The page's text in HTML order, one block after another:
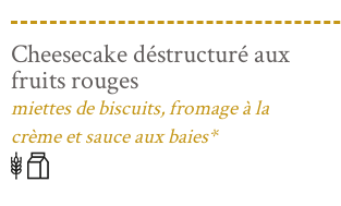
Cheesecake déstructuré aux
fruits rouges
miettes de biscuits, fromage à la
crème et sauce aux baies*